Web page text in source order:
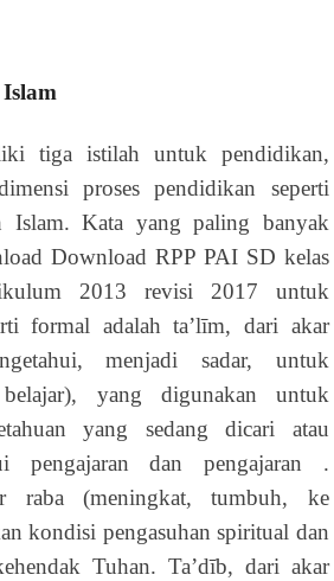
tiga istilah untuk pendidikan,
proses pendidikan seperti
Islam. Kata yang paling banyak
Download RPP PAI SD kelas
2013 revisi 2017 untuk
formal adalah ta’līm, dari akar
menjadi sadar, untuk
yang digunakan untuk
yang sedang dicari atau
pengajaran dan pengajaran .
raba (meningkat, tumbuh, ke
kondisi pengasuhan spiritual dan
Tuhan. Ta’dīb, dari akar